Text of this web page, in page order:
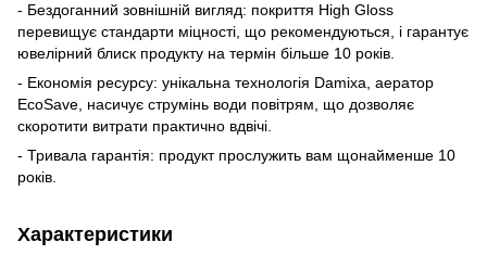
- Бездоганний зовнішній вигляд: покриття High Gloss
перевищує стандарти міцності, що рекомендуються, і гарантує
ювелірний блиск продукту на термін більше 10 років.
- Економія ресурсу: унікальна технологія Damixa, аератор
EcoSave, насичує струмінь води повітрям, що дозволяє
скоротити витрати практично вдвічі.
- Тривала гарантія: продукт прослужить вам щонайменше 10
років.
Характеристики